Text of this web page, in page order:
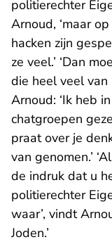
politierechter
Arnoud, ‘maar
hacken zijn
ze veel.’ ‘Dan
die heel veel van
Arnoud: ‘Ik heb
chatgroepen
praat over je
van genomen.’
de indruk dat u
politierechter
waar’, vindt
Joden.’